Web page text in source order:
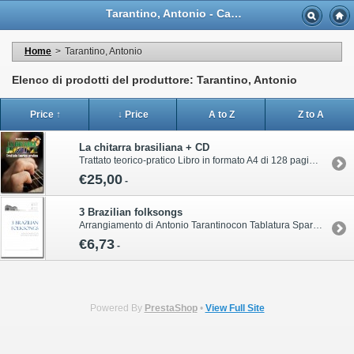
Tarantino, Antonio - Casa Musicale Eco
Home > Tarantino, Antonio
Elenco di prodotti del produttore: Tarantino, Antonio
Price ↑ ↓ Price A to Z Z to A
La chitarra brasiliana + CD
Trattato teorico-pratico Libro in formato A4 di 128 pagine con CD inclusoPer informazioni sull’acquisto di questa pubblicazione contattare il servizio clienti Volonté & Co:ordini@volonte-co.comTel: 02/45473285 - Fax: 02/36596796
€25,00 -
3 Brazilian folksongs
Arrangiamento di Antonio Tarantino con Tablatura Spartito in formato A4 di 8 paginePer informazioni sull’acquisto di questa pubblicazione contattare il servizio clienti Volonté & Co:ordini@volonte-co.comTel: 02/45473285 - Fax: 02/36596796
€6,73 -
Powered By PrestaShop• View Full Site